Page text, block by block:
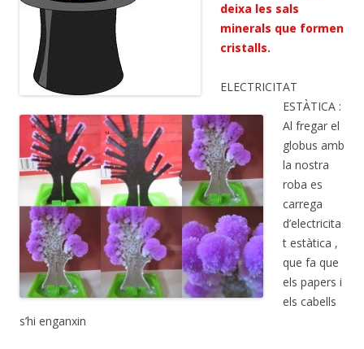
deixa les sals
minerals que formen
cristalls.
ELECTRICITAT
ESTÀTICA :
Al fregar el
globus amb
la nostra
roba es
carrega
d’electricita
t estàtica ,
que fa que
els papers i
els cabells
s’hi enganxin